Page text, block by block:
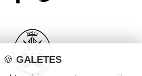
🍪 GALETES